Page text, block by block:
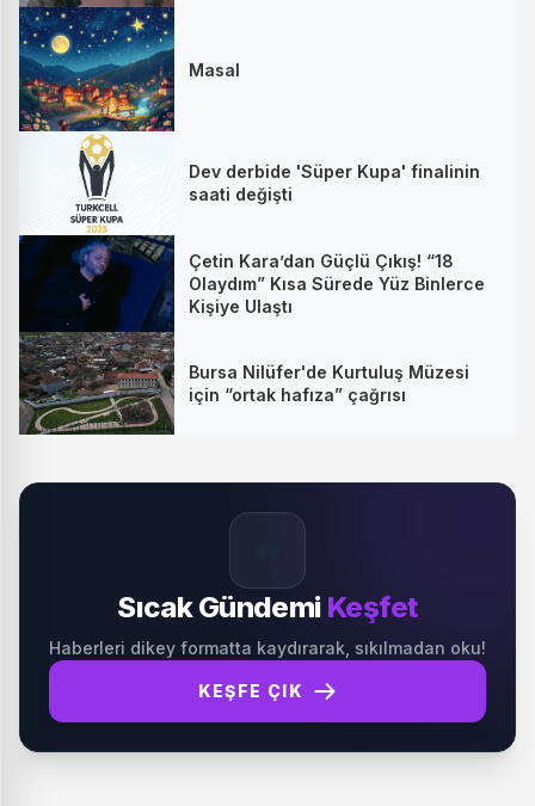
Masal
Dev derbide 'Süper Kupa' finalinin
saati değişti
Çetin Kara’dan Güçlü Çıkış! “18
Olaydım” Kısa Sürede Yüz Binlerce
Kişiye Ulaştı
Bursa Nilüfer'de Kurtuluş Müzesi
için “ortak hafıza” çağrısı
Sıcak Gündemi Keşfet
Haberleri dikey formatta kaydırarak, sıkılmadan oku!
KEŞFE ÇIK